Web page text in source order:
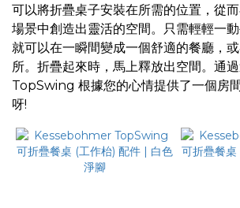
~
可以將折疊桌子安裝在所需的位置，從
場景中創造出靈活的空間。只需輕輕一
就可以在一瞬間變成一個舒適的餐廳，
所。折疊起來時，馬上釋放出空間。通過
TopSwing 根據您的心情提供了一個房
呀!